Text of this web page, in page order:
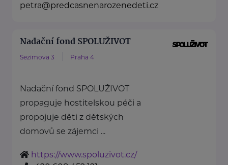
petra@predcasnenarozenedeti.cz
Nadační fond SPOLUŽIVOT
Sezimova 3 Praha 4
Nadační fond SPOLUŽIVOT
propaguje hostitelskou péči a
propojuje děti z dětských
domovů se zájemci ...
https://www.spoluzivot.cz/